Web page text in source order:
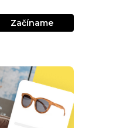
Začíname